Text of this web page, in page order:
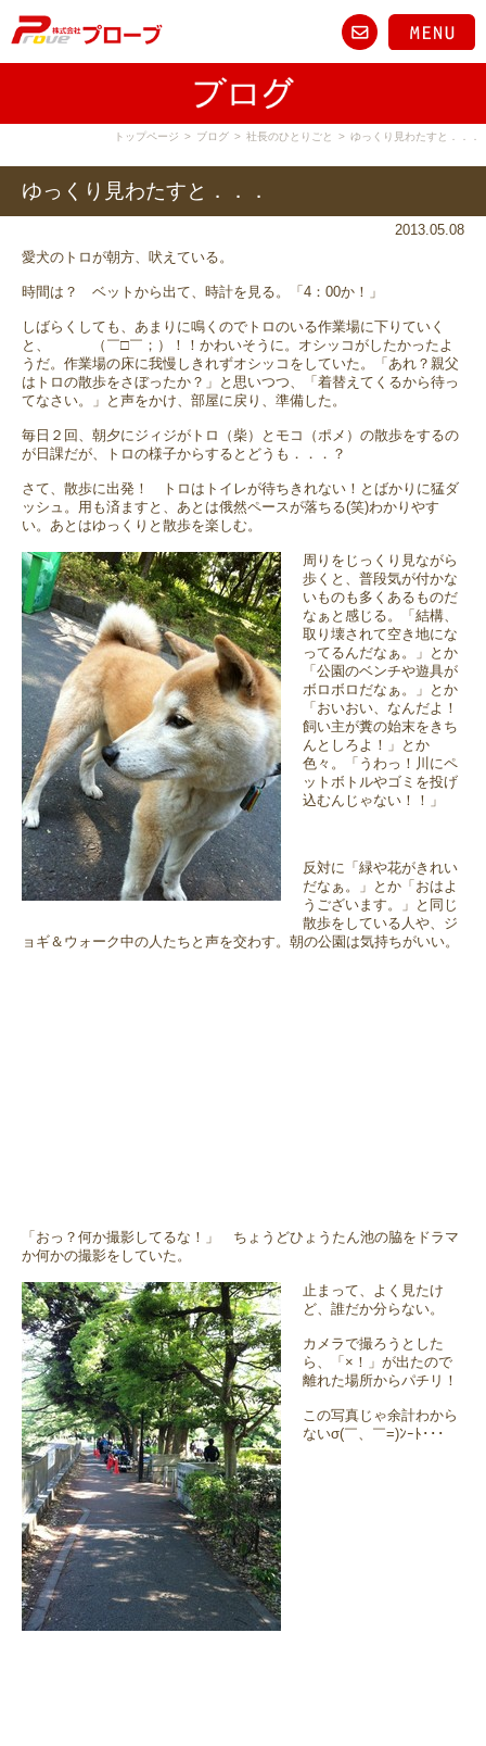
トップページ > ブログ > 社長のひとりごと > ゆっくり見わたすと．．．
ゆっくり見わたすと．．．
愛犬のトロが朝方、吠えている。
時間は？ ベットから出て、時計を見る。「4：00か！」
しばらくしても、あまりに鳴くのでトロのいる作業場に下りていく
と、 （￣□￣；）！！かわいそうに。オシッコがしたかったよ
うだ。作業場の床に我慢しきれずオシッコをしていた。「あれ？親父
はトロの散歩をさぼったか？」と思いつつ、「着替えてくるから待っ
てなさい。」と声をかけ、部屋に戻り、準備した。
毎日２回、朝夕にジィジがトロ（柴）とモコ（ポメ）の散歩をするの
が日課だが、トロの様子からするとどうも．．．？
さて、散歩に出発！ トロはトイレが待ちきれない！とばかりに猛ダ
ッシュ。用も済ますと、あとは俄然ペースが落ちる(笑)わかりやす
い。あとはゆっくりと散歩を楽しむ。
周りをじっくり見ながら
歩くと、普段気が付かな
いものも多くあるものだ
なぁと感じる。「結構、
取り壊されて空き地にな
ってるんだなぁ。」とか
「公園のベンチや遊具が
ボロボロだなぁ。」とか
「おいおい、なんだよ！
飼い主が糞の始末をきち
んとしろよ！」とか
色々。「うわっ！川にペ
ットボトルやゴミを投げ
込むんじゃない！！」
反対に「緑や花がきれい
だなぁ。」とか「おはよ
うございます。」と同じ
散歩をしている人や、ジ
ョギ＆ウォーク中の人たちと声を交わす。朝の公園は気持ちがいい。
「おっ？何か撮影してるな！」 ちょうどひょうたん池の脇をドラマ
か何かの撮影をしていた。
止まって、よく見たけ
ど、誰だか分らない。
カメラで撮ろうとした
ら、「×！」が出たので
離れた場所からパチリ！
この写真じゃ余計わから
ないσ(￣、￣=)ﾝｰﾄ･･･
2013.05.08